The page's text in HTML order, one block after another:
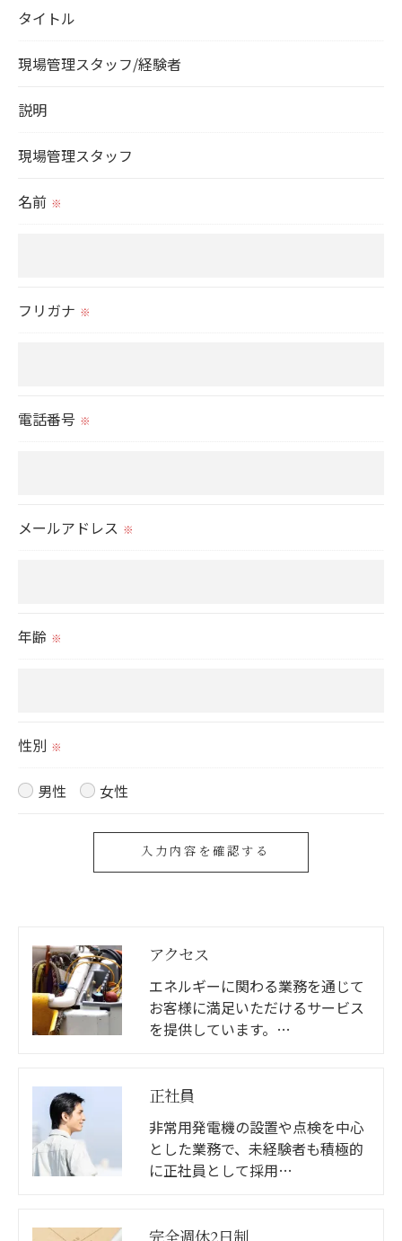
＜個人情報の委託について＞
個人情報を外部に委託する場合があります。
これらの委託先に対しては個人情報保護契約等の措
当社では、個人情報の漏洩等がなされないよう、適
必要な情報を頂けない場合は、それに対応した当社
＜個人情報の開示･訂正・削除･利用停止の手続につ
ご本人である事を確認のうえ、対応させて頂きま
タイトル
現場管理スタッフ/経験者
説明
現場管理スタッフ
名前 ※
フリガナ ※
電話番号 ※
メールアドレス ※
年齢 ※
性別 ※
男性 女性
アクセス
エネルギーに関わる業務を通じて
お客様に満足いただけるサービス
を提供しています。…
正社員
非常用発電機の設置や点検を中心
とした業務で、未経験者も積極的
に正社員として採用…